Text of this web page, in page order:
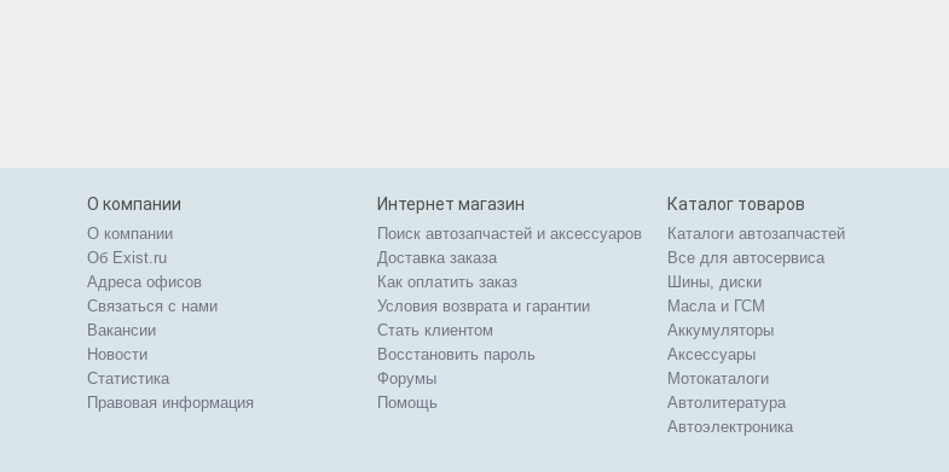
О компании
О компании
Об Exist.ru
Адреса офисов
Связаться с нами
Вакансии
Новости
Статистика
Правовая информация
Интернет магазин
Поиск автозапчастей и аксессуаров
Доставка заказа
Как оплатить заказ
Условия возврата и гарантии
Стать клиентом
Восстановить пароль
Форумы
Помощь
Каталог товаров
Каталоги автозапчастей
Все для автосервиса
Шины, диски
Масла и ГСМ
Аккумуляторы
Аксессуары
Мотокаталоги
Автолитература
Автоэлектроника